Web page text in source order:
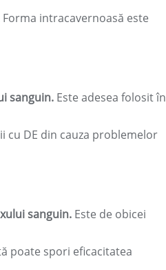
Forma intracavernoasă este
sanguin. Este adesea folosit în
cu DE din cauza problemelor
sanguin. Este de obicei
poate spori eficacitatea